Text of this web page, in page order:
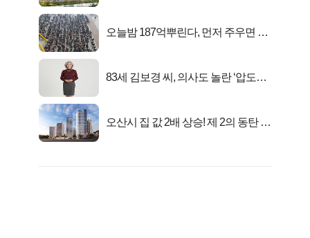
오늘밤 187억뿌린다, 먼저 주우면 최
83세 김보경 씨, 의사도 놀란 ‘압도적
오산시 집 값 2배 상승! 제 2의 동탄 신